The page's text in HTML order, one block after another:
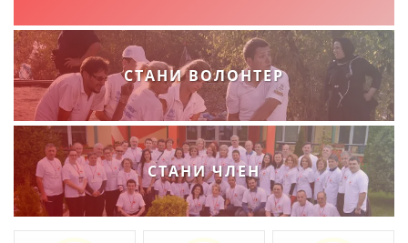
ЗА НАС
ДЕЈСТВУВАЊЕ
СТАНИ ВОЛОНТЕР
СТАНИ ЧЛЕН